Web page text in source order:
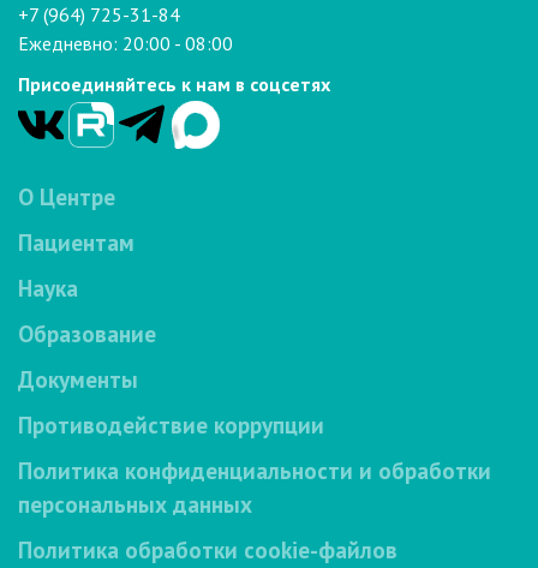
+7 (964) 725-31-84
Ежедневно: 20:00 - 08:00
Присоединяйтесь к нам в соцсетях
О Центре
Пациентам
Наука
Образование
Документы
Противодействие коррупции
Политика конфиденциальности и обработки
персональных данных
Политика обработки cookie-файлов